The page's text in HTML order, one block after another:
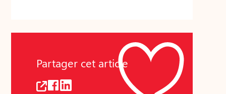
Partager cet article